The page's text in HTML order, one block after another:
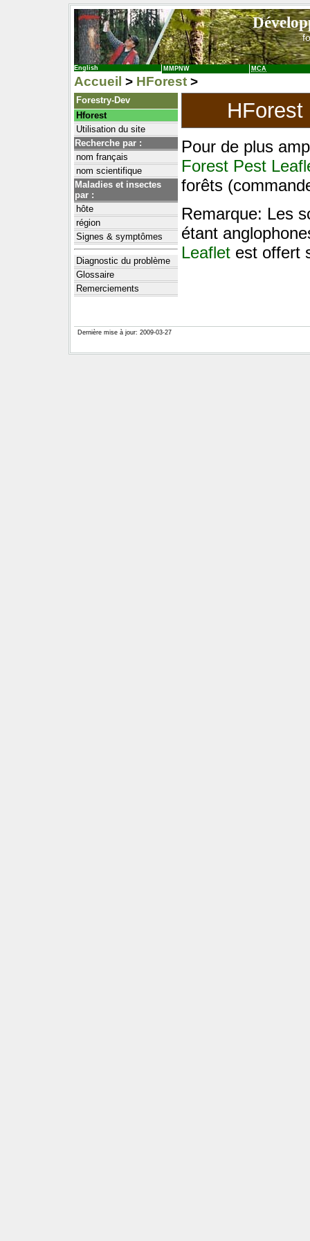
English MMPNW MCA
Accueil > HForest >
Forestry-Dev
Hforest
Utilisation du site
Recherche par :
nom français
nom scientifique
Maladies et insectes
par :
hôte
région
Signes & symptômes
Diagnostic du problème
Glossaire
Remerciements
HForest
Pour de plus
Forest Pest
forêts
Remarque: Les
étant
Leaflet est offert
Dernière mise à jour: 2009-03-27